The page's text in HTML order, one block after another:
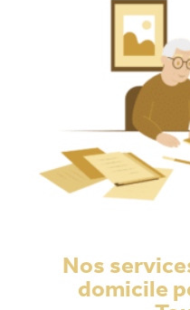
Nos
domicile